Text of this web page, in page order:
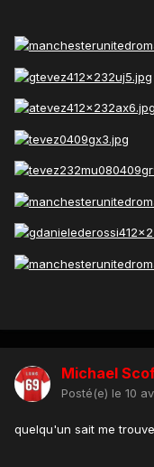
Michael
Posté(e) le 10
quelqu'un sait me